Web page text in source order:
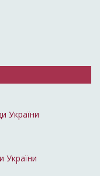
України
України